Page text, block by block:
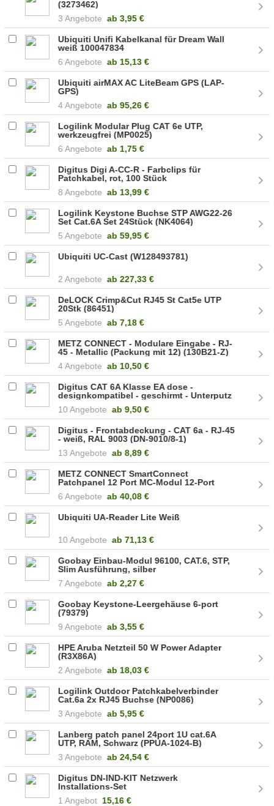
(3273462)
3 Angebote ab 3,95 €
Ubiquiti Unifi Kabelkanal für Dream Wall
weiß 100047834
6 Angebote ab 15,13 €
Ubiquiti airMAX AC LiteBeam GPS (LAP-
GPS)
4 Angebote ab 95,26 €
Logilink Modular Plug CAT 6e UTP,
werkzeugfrei (MP0025)
6 Angebote ab 1,75 €
Digitus Digi A-CC-R - Farbclips für
Patchkabel, rot, 100 Stück
8 Angebote ab 13,99 €
Logilink Keystone Buchse STP AWG22-26
Set Cat.6A Set 24Stück (NK4064)
5 Angebote ab 59,95 €
Ubiquiti UC-Cast (W128493781)
2 Angebote ab 227,33 €
DeLOCK Crimp&Cut RJ45 St Cat5e UTP
20Stk (86451)
5 Angebote ab 7,18 €
METZ CONNECT - Modulare Eingabe - RJ-
45 - Metallic (Packung mit 12) (130B21-Z)
4 Angebote ab 10,50 €
Digitus CAT 6A Klasse EA dose -
designkompatibel - geschirmt - Unterputz
10 Angebote ab 9,50 €
Digitus - Frontabdeckung - CAT 6a - RJ-45
- weiß, RAL 9003 (DN-9010/8-1)
13 Angebote ab 8,89 €
METZ CONNECT SmartConnect
Patchpanel 12 Port MC-Modul 12-Port
6 Angebote ab40,08 €
Ubiquiti UA-Reader Lite Weiß
10 Angebote ab 71,13 €
Goobay Einbau-Modul 96100, CAT.6, STP,
Slim Ausführung, silber
7 Angebote ab 2,27 €
Goobay Keystone-Leergehäuse 6-port
(79379)
9 Angebote ab 3,55 €
HPE Aruba Netzteil 50 W Power Adapter
(R3X86A)
2 Angebote ab 18,03 €
Logilink Outdoor Patchkabelverbinder
Cat.6a 2x RJ45 Buchse (NP0086)
3 Angebote ab 5,95 €
Lanberg patch panel 24port 1U cat.6A
UTP, RAM, Schwarz (PPUA-1024-B)
3 Angebote ab 24,54 €
Digitus DN-IND-KIT Netzwerk
Installations-Set
1 Angebot 15,16 €